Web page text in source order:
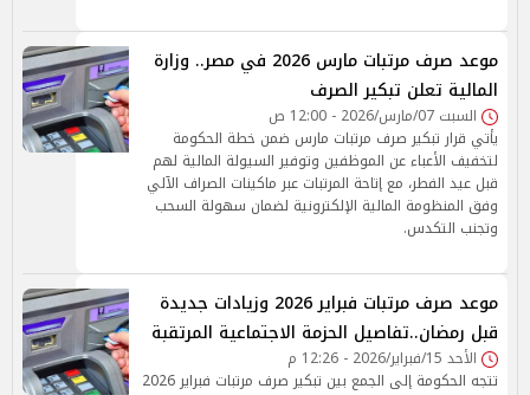
موعد صرف مرتبات مارس 2026 في مصر.. وزارة
المالية تعلن تبكير الصرف
السبت 07/مارس/2026 - 12:00 ص
يأتي قرار تبكير صرف مرتبات مارس ضمن خطة الحكومة
لتخفيف الأعباء عن الموظفين وتوفير السيولة المالية لهم
قبل عيد الفطر، مع إتاحة المرتبات عبر ماكينات الصراف الآلي
وفق المنظومة المالية الإلكترونية لضمان سهولة السحب
وتجنب التكدس.
موعد صرف مرتبات فبراير 2026 وزيادات جديدة
قبل رمضان..تفاصيل الحزمة الاجتماعية المرتقبة
الأحد 15/فبراير/2026 - 12:26 م
تتجه الحكومة إلى الجمع بين تبكير صرف مرتبات فبراير 2026